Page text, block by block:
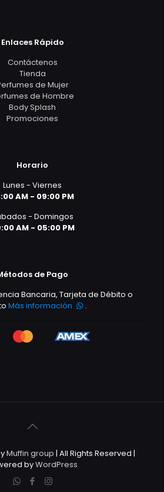
Enlaces Rápido
Contáctenos
Tienda
de Mujer
de Hombre
Body Splash
Promociones
Horario
Lunes - Viernes
AM - 09:00 PM
- Domingos
AM - 05:00 PM
de Pago
Bancaria, Tarjeta de Débito o
Más información .
Muffin group | All Rights Reserved |
byWordPress